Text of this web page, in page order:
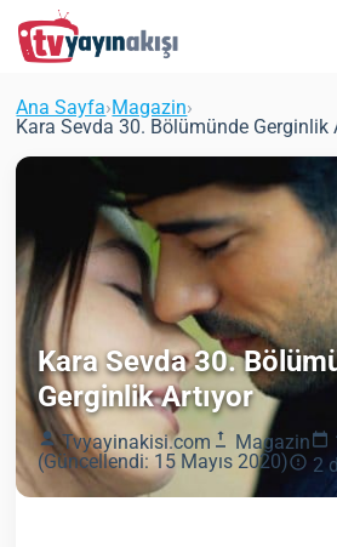
Ana Sayfa›Magazin›
Kara Sevda 30. Bölümünde Gerginlik
Kara Sevda 30.
Gerginlik Artıyor
Tvyayinakisi.com Magazin
(Güncellendi: 15 Mayıs 2020)
2